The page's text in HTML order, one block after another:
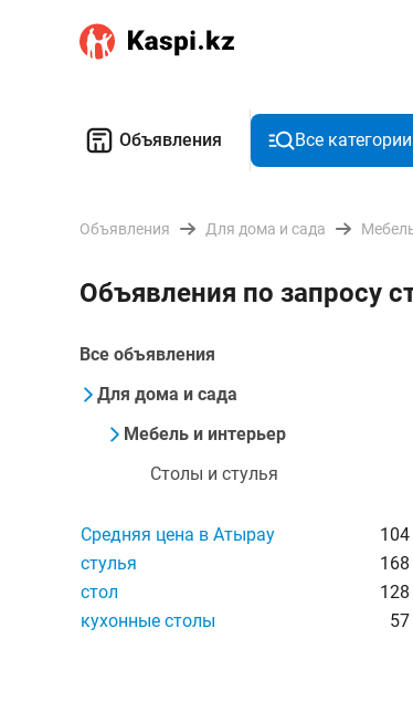
Объявления Все категории
Объявления Для дома и сада
Объявления по запросу
Все объявления
Для дома и сада
Мебель и интерьер
Столы и стулья
Средняя цена в Атырау
стулья
стол
кухонные столы